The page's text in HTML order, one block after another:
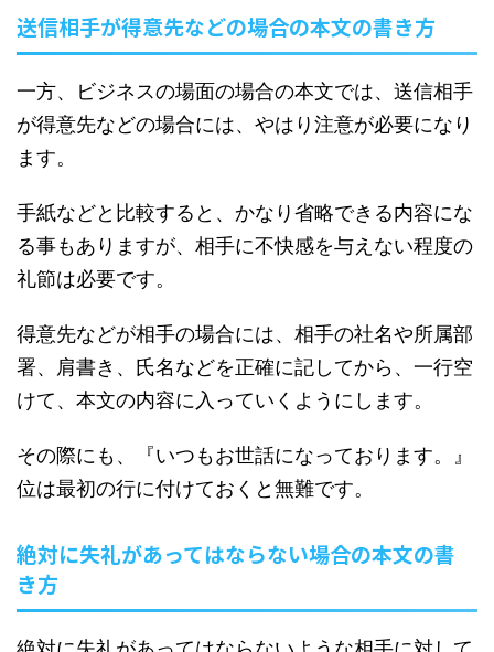
送信相手が得意先などの場合の本文の書き方
一方、ビジネスの場面の場合の本文では、送信相手
が得意先などの場合には、やはり注意が必要になり
ます。
手紙などと比較すると、かなり省略できる内容にな
る事もありますが、相手に不快感を与えない程度の
礼節は必要です。
得意先などが相手の場合には、相手の社名や所属部
署、肩書き、氏名などを正確に記してから、一行空
けて、本文の内容に入っていくようにします。
その際にも、『いつもお世話になっております。』
位は最初の行に付けておくと無難です。
絶対に失礼があってはならない場合の本文の書
き方